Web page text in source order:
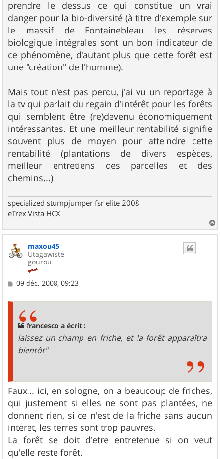
prendre le dessus ce qui constitue un vrai
danger pour la bio-diversité (à titre d'exemple sur
le massif de Fontainebleau les réserves
biologique intégrales sont un bon indicateur de
ce phénomène, d'autant plus que cette forêt est
une "création" de l'homme).
Mais tout n'est pas perdu, j'ai vu un reportage à
la tv qui parlait du regain d'intérêt pour les forêts
qui semblent être (re)devenu économiquement
intéressantes. Et une meilleur rentabilité signifie
souvent plus de moyen pour atteindre cette
rentabilité (plantations de divers espèces,
meilleur entretiens des parcelles et des
chemins...)
specialized stumpjumper fsr elite 2008
eTrex Vista HCX
a
maxou45
Utagawiste
gourou
M
09 déc. 2008, 09:23
francesco a écrit :
laissez un champ en friche, et la forêt apparaîtra
bientôt"
Faux... ici, en sologne, on a beaucoup de friches,
qui justement si elles ne sont pas plantées, ne
donnent rien, si ce n'est de la friche sans aucun
interet, les terres sont trop pauvres.
La forêt se doit d'etre entretenue si on veut
qu'elle reste forêt.